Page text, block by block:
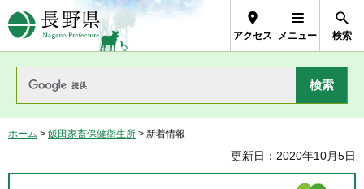
長野県Nagano Prefecture
アクセス メニュー 検索
ホーム > 飯田家畜保健衛生所 > 新着情報
更新日：2020年10月5日